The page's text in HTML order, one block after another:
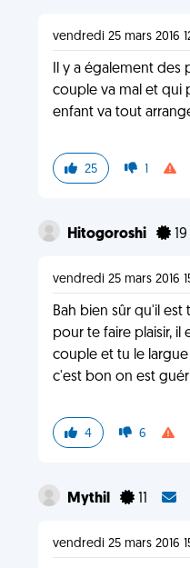
vendredi 25 mars 2016
Il y a également
couple va mal et qui
enfant va tout
25 1
Hitogoroshi 19
vendredi 25 mars 2016
Bah bien sûr qu'il
pour te faire plaisir, il
couple et tu le
c'est bon on est
4 6
Mythil 11
vendredi 25 mars 2016